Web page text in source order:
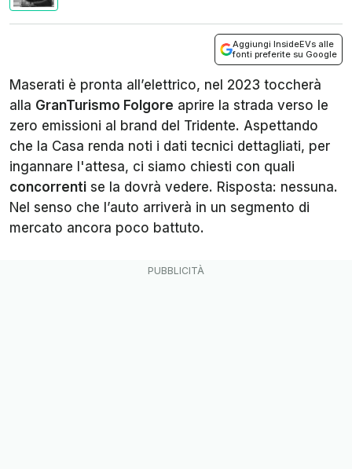
Aggiungi InsideEVs alle
fonti preferite su Google
Maserati è pronta all’elettrico, nel 2023 toccherà
alla GranTurismo Folgore aprire la strada verso le
zero emissioni al brand del Tridente. Aspettando
che la Casa renda noti i dati tecnici dettagliati, per
ingannare l'attesa, ci siamo chiesti con quali
concorrenti se la dovrà vedere. Risposta: nessuna.
Nel senso che l’auto arriverà in un segmento di
mercato ancora poco battuto.